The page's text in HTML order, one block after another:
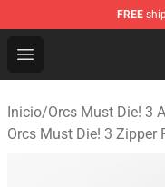
FREE
Open menu
Orcs Must Die! 3
Inicio/Orcs Must Die! 3
Orcs Must Die! 3 Zipper